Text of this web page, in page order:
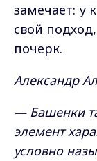
замечает: у
свой
почерк.
Александр
— Башенки
элемент
условно